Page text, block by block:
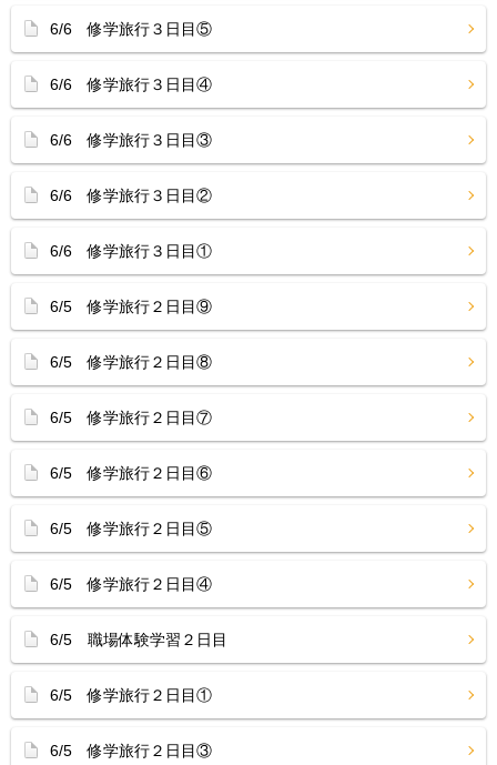
6/6 修学旅行３日目⑤
6/6 修学旅行３日目④
6/6 修学旅行３日目③
6/6 修学旅行３日目②
6/6 修学旅行３日目①
6/5 修学旅行２日目⑨
6/5 修学旅行２日目⑧
6/5 修学旅行２日目⑦
6/5 修学旅行２日目⑥
6/5 修学旅行２日目⑤
6/5 修学旅行２日目④
6/5 職場体験学習２日目
6/5 修学旅行２日目①
6/5 修学旅行２日目③